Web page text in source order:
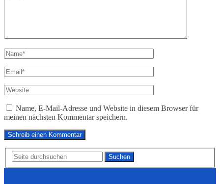
Name, E-Mail-Adresse und Website in diesem Browser für
meinen nächsten Kommentar speichern.
Suchen